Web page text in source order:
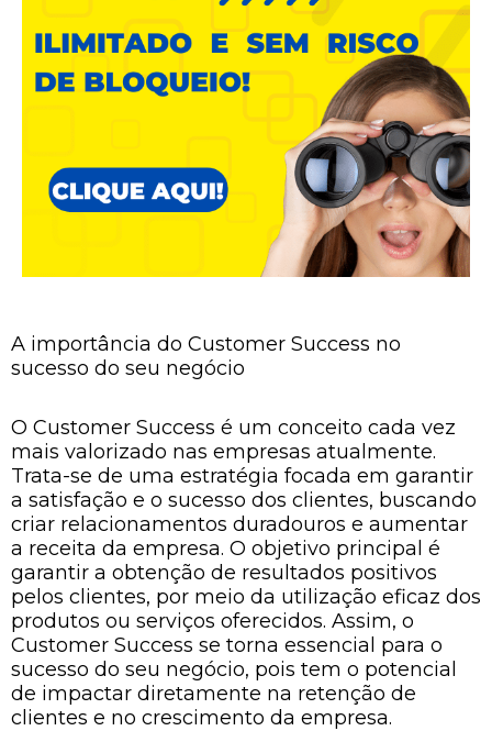
A importância do Customer Success no
sucesso do seu negócio
O Customer Success é um conceito cada vez
mais valorizado nas empresas atualmente.
Trata-se de uma estratégia focada em garantir
a satisfação e o sucesso dos clientes, buscando
criar relacionamentos duradouros e aumentar
a receita da empresa. O objetivo principal é
garantir a obtenção de resultados positivos
pelos clientes, por meio da utilização eficaz dos
produtos ou serviços oferecidos. Assim, o
Customer Success se torna essencial para o
sucesso do seu negócio, pois tem o potencial
de impactar diretamente na retenção de
clientes e no crescimento da empresa.